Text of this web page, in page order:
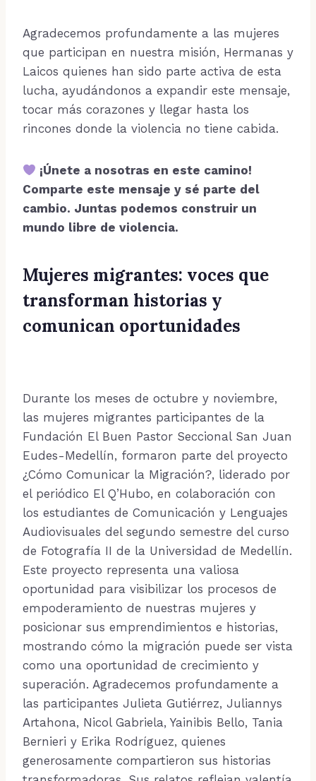
Agradecemos profundamente a las mujeres
que participan en nuestra misión, Hermanas y
Laicos quienes han sido parte activa de esta
lucha, ayudándonos a expandir este mensaje,
tocar más corazones y llegar hasta los
rincones donde la violencia no tiene cabida.
¡Únete a nosotras en este camino!
Comparte este mensaje y sé parte del
cambio. Juntas podemos construir un
mundo libre de violencia.
Mujeres migrantes: voces que
transforman historias y
comunican oportunidades
Durante los meses de octubre y noviembre,
las mujeres migrantes participantes de la
Fundación El Buen Pastor Seccional San Juan
Eudes-Medellín, formaron parte del proyecto
¿Cómo Comunicar la Migración?, liderado por
el periódico El Q’Hubo, en colaboración con
los estudiantes de Comunicación y Lenguajes
Audiovisuales del segundo semestre del curso
de Fotografía II de la Universidad de Medellín.
Este proyecto representa una valiosa
oportunidad para visibilizar los procesos de
empoderamiento de nuestras mujeres y
posicionar sus emprendimientos e historias,
mostrando cómo la migración puede ser vista
como una oportunidad de crecimiento y
superación. Agradecemos profundamente a
las participantes Julieta Gutiérrez, Juliannys
Artahona, Nicol Gabriela, Yainibis Bello, Tania
Bernieri y Erika Rodríguez, quienes
generosamente compartieron sus historias